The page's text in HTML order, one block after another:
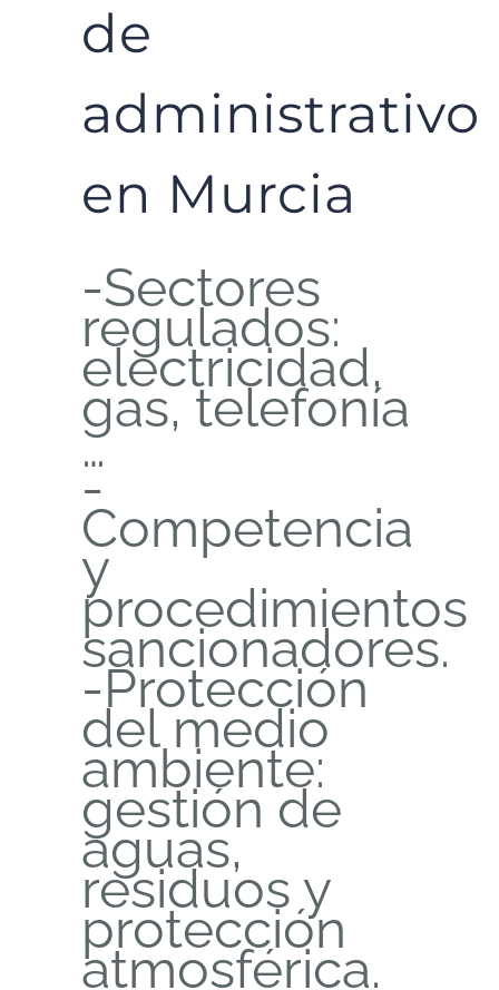
de
administrativo
en Murcia
-Sectores
regulados:
electricidad,
gas, telefonía
…
-
Competencia
y
procedimientos
sancionadores.
-Protección
del medio
ambiente:
gestión de
aguas,
residuos y
protección
atmosférica.